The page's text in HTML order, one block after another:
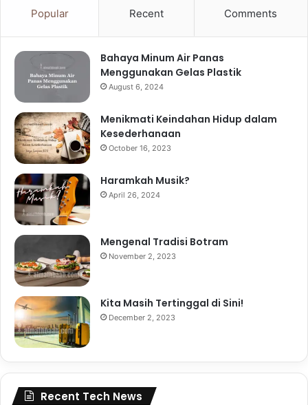
Popular Recent Comments
Bahaya Minum Air Panas
Menggunakan Gelas Plastik
August 6, 2024
Menikmati Keindahan Hidup dalam
Kesederhanaan
October 16, 2023
Haramkah Musik?
April 26, 2024
Mengenal Tradisi Botram
November 2, 2023
Kita Masih Tertinggal di Sini!
December 2, 2023
Recent Tech News